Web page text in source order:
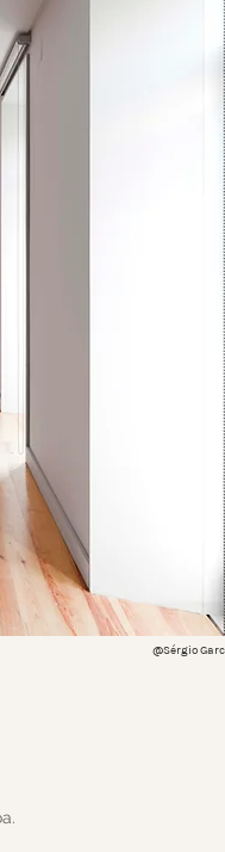
@Sérgio